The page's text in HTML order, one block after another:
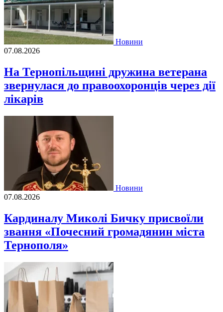
Новини
07.08.2026
На Тернопільщині дружина ветерана
звернулася до правоохоронців через дії
лікарів
Новини
07.08.2026
Кардиналу Миколі Бичку присвоїли
звання «Почесний громадянин міста
Тернополя»